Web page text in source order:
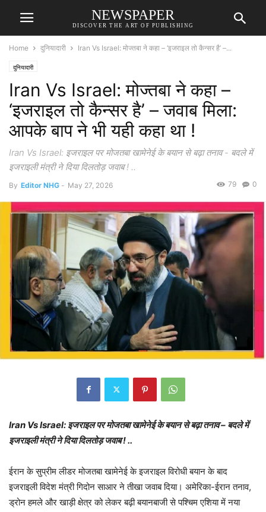
NEWSPAPER
DISCOVER THE ART OF PUBLISHING
Home दुनियादारी Iran Vs Israel: मोज्तबा ने कहा – ‘इजराइल तो कैन्सर है’ –...
दुनियादारी
Iran Vs Israel: मोज्तबा ने कहा –
‘इजराइल तो कैन्सर है’ – जवाब मिला:
आपके बाप ने भी यही कहा था !
Iran Vs Israel: इजराइल पर मोजतबा खामेनेई के बयान से बढ़ा तनाव - बदले में
इजराइली मंत्री ने दिया दिलतोड़ जवाब ! ..
By Editor NHG - May 27, 2026 0
79
Iran Vs Israel: इजराइल पर मोजतबा खामेनेई के बयान से बढ़ा तनाव – बदले में
इजराइली मंत्री ने दिया दिलतोड़ जवाब ! ..
ईरान के सुप्रीम लीडर मोजतबा खामेनेई के इजराइल विरोधी बयान के बाद
इजराइली विदेश मंत्री गिदोन साआर ने तीखा जवाब दिया। अमेरिका-ईरान तनाव,
ड्रोन हमले और खाड़ी क्षेत्र को लेकर बढ़ी बयानबाजी से पश्चिम एशिया में नया